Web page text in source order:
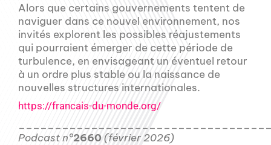
Alors que certains gouvernements tentent de
naviguer dans ce nouvel environnement, nos
invités explorent les possibles réajustements
qui pourraient émerger de cette période de
turbulence, en envisageant un éventuel retour
à un ordre plus stable ou la naissance de
nouvelles structures internationales.
https://francais-du-monde.org/
Podcast n°2660(février 2026)